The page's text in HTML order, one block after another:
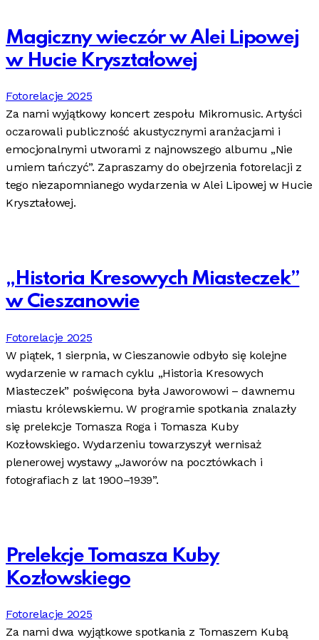
Magiczny wieczór w Alei Lipowej
w Hucie Kryształowej
Fotorelacje 2025
Za nami wyjątkowy koncert zespołu Mikromusic. Artyści
oczarowali publiczność akustycznymi aranżacjami i
emocjonalnymi utworami z najnowszego albumu „Nie
umiem tańczyć”. Zapraszamy do obejrzenia fotorelacji z
tego niezapomnianego wydarzenia w Alei Lipowej w Hucie
Kryształowej.
„Historia Kresowych Miasteczek”
w Cieszanowie
Fotorelacje 2025
W piątek, 1 sierpnia, w Cieszanowie odbyło się kolejne
wydarzenie w ramach cyklu „Historia Kresowych
Miasteczek” poświęcona była Jaworowowi – dawnemu
miastu królewskiemu. W programie spotkania znalazły
się prelekcje Tomasza Roga i Tomasza Kuby
Kozłowskiego. Wydarzeniu towarzyszył wernisaż
plenerowej wystawy „Jaworów na pocztówkach i
fotografiach z lat 1900–1939”.
Prelekcje Tomasza Kuby
Kozłowskiego
Fotorelacje 2025
Za nami dwa wyjątkowe spotkania z Tomaszem Kubą